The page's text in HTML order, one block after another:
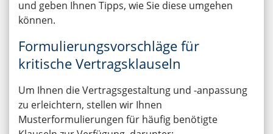
und geben Ihnen Tipps, wie Sie diese umgehen
können.
Formulierungsvorschläge für
kritische Vertragsklauseln
Um Ihnen die Vertragsgestaltung und -anpassung
zu erleichtern, stellen wir Ihnen
Musterformulierungen für häufig benötigte